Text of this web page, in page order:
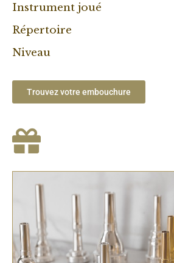
Instrument joué
Répertoire
Niveau
Trouvez votre embouchure